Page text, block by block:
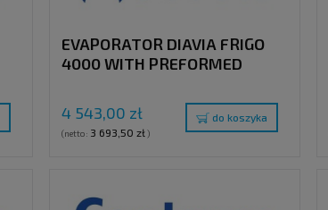
EVAPORATOR DIAVIA FRIGO
4000 WITH PREFORMED
4 543,00 zł
(netto: 3 693,50 zł)
do koszyka